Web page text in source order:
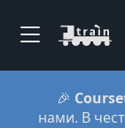
🎉
нами. В